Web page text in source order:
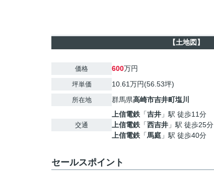
【土地図】
価格 600万円
坪単価 10.61万円(56.53坪)
所在地 群馬県高崎市吉井町塩川
交通
上信電鉄 「吉井 」駅 徒歩11分
上信電鉄 「西吉井 」駅 徒歩25分
上信電鉄 「馬庭 」駅 徒歩40分
セールスポイント